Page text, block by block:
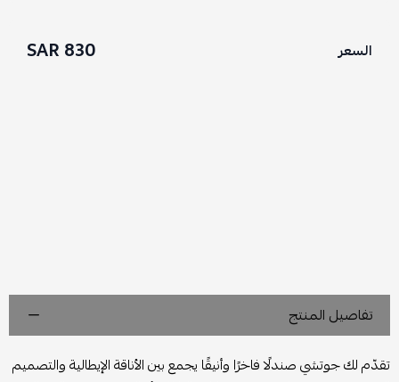
السعر 830 SAR
تفاصيل المنتج
تقدّم لك جوتشي صندلًا فاخرًا وأنيقًا يجمع بين الأناقة الإيطالية والتصميم